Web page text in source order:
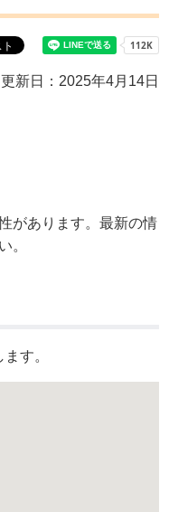
更新日：2025年4月14日
があります。最新の情
。
す。